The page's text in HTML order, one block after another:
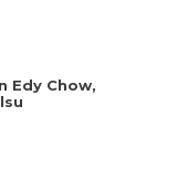
Edy Chow,